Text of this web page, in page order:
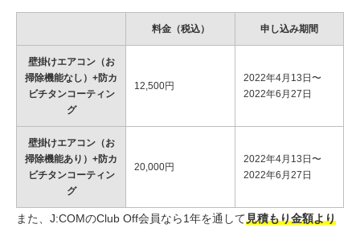
料金（税込） 申し込み期間
壁掛けエアコン（お
掃除機能なし）+防カ
ビチタンコーティン
グ
12,500円
2022年4月13日〜
2022年6月27日
壁掛けエアコン（お
掃除機能あり）+防カ
ビチタンコーティン
グ
20,000円
2022年4月13日〜
2022年6月27日
また、J:COMのClub Off会員なら1年を通して見積もり金額より